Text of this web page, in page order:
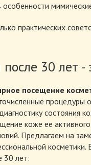
практических
30 лет -
посещение
процедуры
состояния
коже ее
Предлагаем на
30 лет: